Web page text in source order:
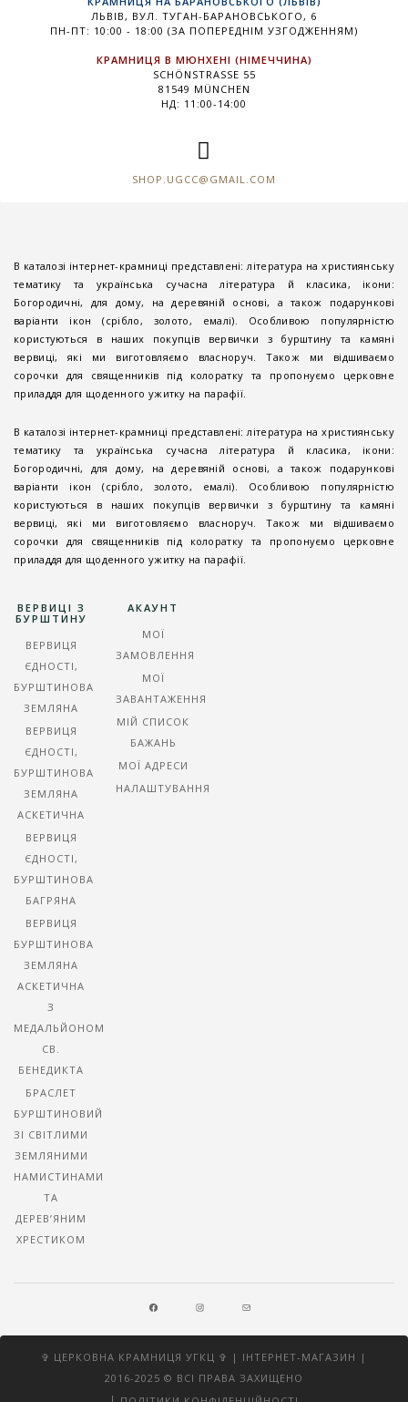
ЛЬВІВ, ВУЛ. ТУГАН-БАРАНОВСЬКОГО, 6
ПН-ПТ: 10:00 - 18:00 (ЗА ПОПЕРЕДНІМ УЗГОДЖЕННЯМ)
КРАМНИЦЯ В МЮНХЕНІ (НІМЕЧЧИНА)
SCHÖNSTRASSE 55
81549 MÜNCHEN
НД: 11:00-14:00
SHOP.UGCC@GMAIL.COM
В каталозі інтернет-крамниці представлені: література на християнську
тематику та українська сучасна література й класика, ікони:
Богородичні, для дому, на деревяній основі, а також подарункові
варіанти ікон (срібло, золото, емалі). Особливою популярністю
користуються в наших покупців вервички з бурштину та камяні
вервиці, які ми виготовляємо власноруч. Також ми відшиваємо
сорочки для священників під колоратку та пропонуємо церковне
приладдя для щоденного ужитку на парафії.
В каталозі інтернет-крамниці представлені: література на християнську
тематику та українська сучасна література й класика, ікони:
Богородичні, для дому, на деревяній основі, а також подарункові
варіанти ікон (срібло, золото, емалі). Особливою популярністю
користуються в наших покупців вервички з бурштину та камяні
вервиці, які ми виготовляємо власноруч. Також ми відшиваємо
сорочки для священників під колоратку та пропонуємо церковне
приладдя для щоденного ужитку на парафії.
ВЕРВИЦІ З
БУРШТИНУ
ВЕРВИЦЯ
ЄДНОСТІ,
БУРШТИНОВА
ЗЕМЛЯНА
ВЕРВИЦЯ
ЄДНОСТІ,
БУРШТИНОВА
ЗЕМЛЯНА
АСКЕТИЧНА
ВЕРВИЦЯ
ЄДНОСТІ,
БУРШТИНОВА
БАГРЯНА
ВЕРВИЦЯ
БУРШТИНОВА
ЗЕМЛЯНА
АСКЕТИЧНА
З
МЕДАЛЬЙОНОМ
СВ.
БЕНЕДИКТА
БРАСЛЕТ
БУРШТИНОВИЙ
ЗІ СВІТЛИМИ
ЗЕМЛЯНИМИ
НАМИСТИНАМИ
ТА
ДЕРЕВ’ЯНИМ
ХРЕСТИКОМ
АКАУНТ
МОЇ
ЗАМОВЛЕННЯ
МОЇ
ЗАВАНТАЖЕННЯ
МІЙ СПИСОК
БАЖАНЬ
МОЇ АДРЕСИ
НАЛАШТУВАННЯ
FACEBOOKINSTAGRAMMAIL
✞ ЦЕРКОВНА КРАМНИЦЯ УГКЦ ✞ | ІНТЕРНЕТ-МАГАЗИН |
2016-2025 © ВСІ ПРАВА ЗАХИЩЕНО
|